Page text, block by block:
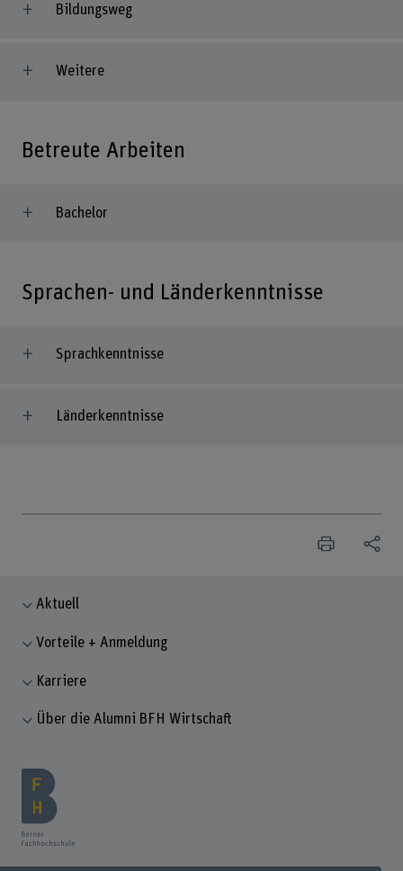
Bildungsweg
Weitere
Betreute Arbeiten
Bachelor
Sprachen- und Länderkenntnisse
Sprachkenntnisse
Länderkenntnisse
Aktuell
Vorteile + Anmeldung
Karriere
Über die Alumni BFH Wirtschaft